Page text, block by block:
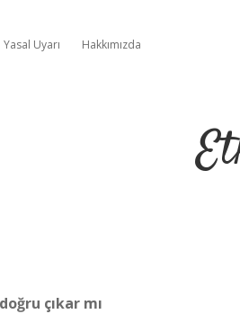
Yasal Uyarı Hakkımızda
çıkar mı